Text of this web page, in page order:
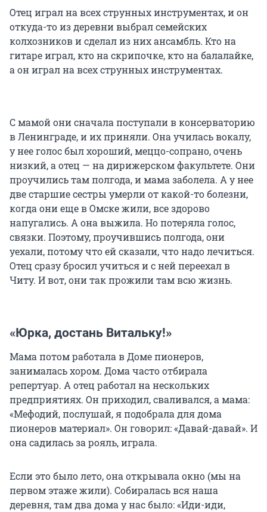
Отец играл на всех струнных инструментах, и он
откуда-то из деревни выбрал семейских
колхозников и сделал из них ансамбль. Кто на
гитаре играл, кто на скрипочке, кто на балалайке,
а он играл на всех струнных инструментах.
С мамой они сначала поступали в консерваторию
в Ленинграде, и их приняли. Она училась вокалу,
у нее голос был хороший, меццо-сопрано, очень
низкий, а отец — на дирижерском факультете. Они
проучились там полгода, и мама заболела. А у нее
две старшие сестры умерли от какой-то болезни,
когда они еще в Омске жили, все здорово
напугались. А она выжила. Но потеряла голос,
связки. Поэтому, проучившись полгода, они
уехали, потому что ей сказали, что надо лечиться.
Отец сразу бросил учиться и с ней переехал в
Читу. И вот, они так прожили там всю жизнь.
«Юрка, достань Витальку!»
Мама потом работала в Доме пионеров,
занималась хором. Дома часто отбирала
репертуар. А отец работал на нескольких
предприятиях. Он приходил, сваливался, а мама:
«Мефодий, послушай, я подобрала для дома
пионеров материал». Он говорил: «Давай-давай». И
она садилась за рояль, играла.
Если это было лето, она открывала окно (мы на
первом этаже жили). Собиралась вся наша
деревня, там два дома у нас было: «Иди-иди,